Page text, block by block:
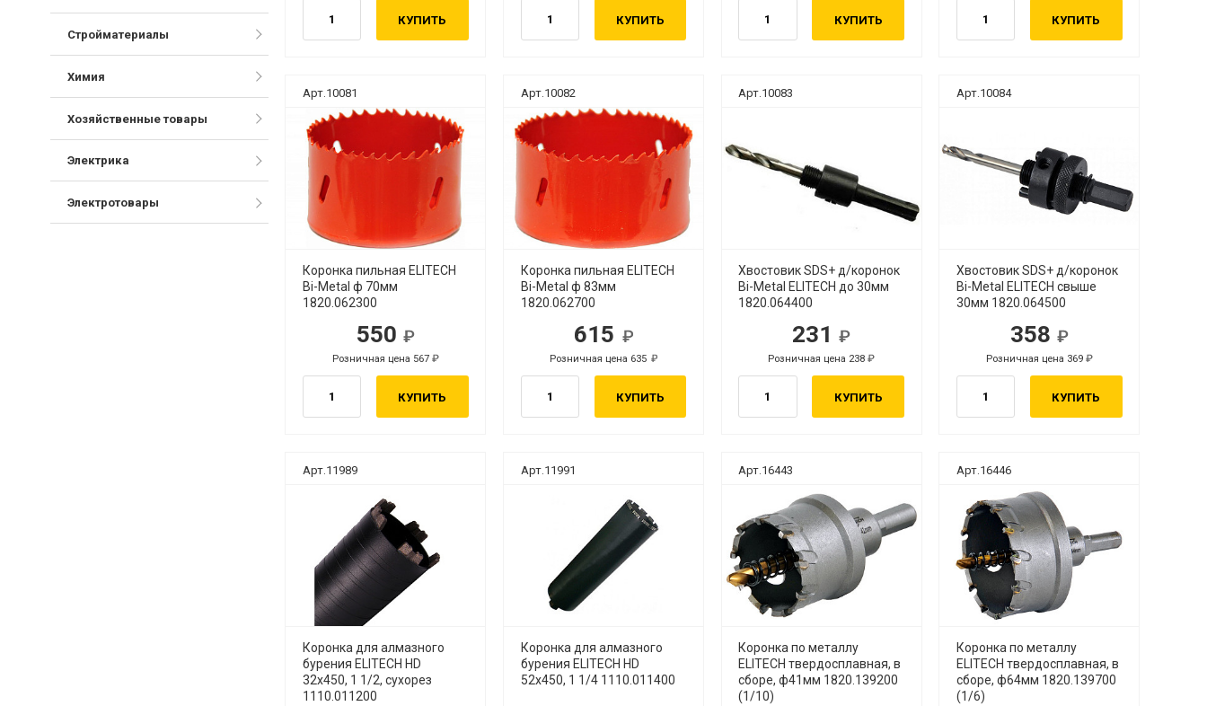
КУПИТЬ КУПИТЬ КУПИТЬ КУПИТЬ
Арт.10081
Коронка пильная ELITECH
Bi-Metal ф 70мм
1820.062300
550
Розничная цена 567
КУПИТЬ
Арт.10082
Коронка пильная ELITECH
Bi-Metal ф 83мм
1820.062700
615
Розничная цена 635
КУПИТЬ
Арт.10083
Хвостовик SDS+ д/коронок
Bi-Metal ELITECH до 30мм
1820.064400
231
руб.
Розничная цена 238
руб.
КУПИТЬ
Арт.10084
Хвостовик SDS+ д/коронок
Bi-Metal ELITECH свыше
30мм 1820.064500
358
руб.
Розничная цена 369
руб.
КУПИТЬ
Арт.11989
Коронка для алмазного
бурения ELITECH HD
32х450, 1 1/2, сухорез
1110.011200
Арт.11991
Коронка для алмазного
бурения ELITECH HD
52х450, 1 1/4 1110.011400
Арт.16443
Коронка по металлу
ELITECH твердосплавная, в
сборе, ф41мм 1820.139200
(1/10)
Арт.16446
Коронка по металлу
ELITECH твердосплавная, в
сборе, ф64мм 1820.139700
(1/6)
Стройматериалы
Химия
Хозяйственные товары
Электрика
Электротовары